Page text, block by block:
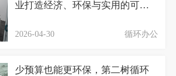
业打造经济、环保与实用的可持
2026-04-30 循环办公
少预算也能更环保，第二树循环